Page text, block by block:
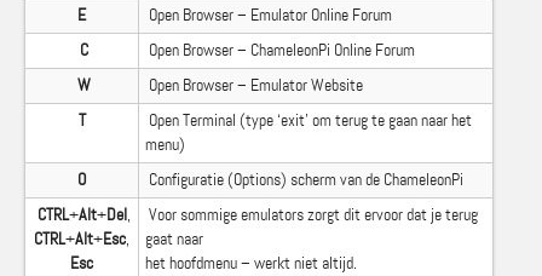
E
Open Browser – Emulator Online Forum
C
Open Browser – ChameleonPi Online Forum
W
Open Browser – Emulator Website
T
Open Terminal (type ‘exit’ om terug te gaan naar het
menu)
O
Configuratie (Options) scherm van de ChameleonPi
CTRL+Alt+Del,
CTRL+Alt+Esc,
Esc
Voor sommige emulators zorgt dit ervoor dat je terug
gaat naar
het hoofdmenu – werkt niet altijd.